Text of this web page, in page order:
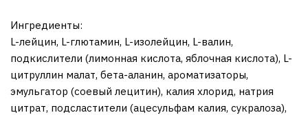
Ингредиенты:
L-лейцин, L-глютамин, L-изолейцин, L-валин,
подкислители (лимонная кислота, яблочная кислота), L-
цитруллин малат, бета-аланин, ароматизаторы,
эмульгатор (соевый лецитин), калия хлорид, натрия
цитрат, подсластители (ацесульфам калия, сукралоза),